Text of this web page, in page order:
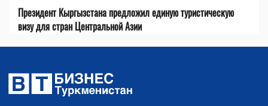
Президент Кыргызстана предложил единую туристическую
визу для стран Центральной Азии